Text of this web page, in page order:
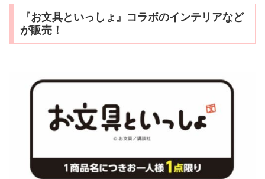
『お文具といっしょ』コラボのインテリアなど
が販売！